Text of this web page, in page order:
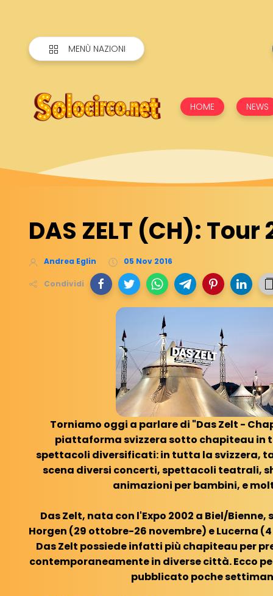
MENÙ NAZIONI
HOME NEWS
DAS ZELT (CH): Tour
Andrea Eglin 05 Nov 2016
Condividi
Torniamo oggi a parlare di "Das Zelt -
piattaforma svizzera sotto chapiteau in
spettacoli diversificati: in tutta la svizzera,
scena diversi concerti, spettacoli teatrali,
animazioni per bambini, e
Das Zelt, nata con l'Expo 2002 a Biel/
Horgen (29 ottobre-26 novembre) e Lucerna
Das Zelt possiede infatti più chapiteau per
contemporaneamente in diverse città. Ecco
pubblicato poche